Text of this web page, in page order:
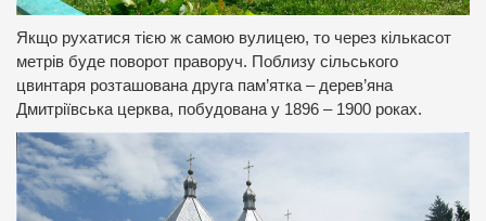
Якщо рухатися тією ж самою вулицею, то через кількасот
метрів буде поворот праворуч. Поблизу сільського
цвинтаря розташована друга пам’ятка – дерев’яна
Дмитріївська церква, побудована у 1896 – 1900 роках.